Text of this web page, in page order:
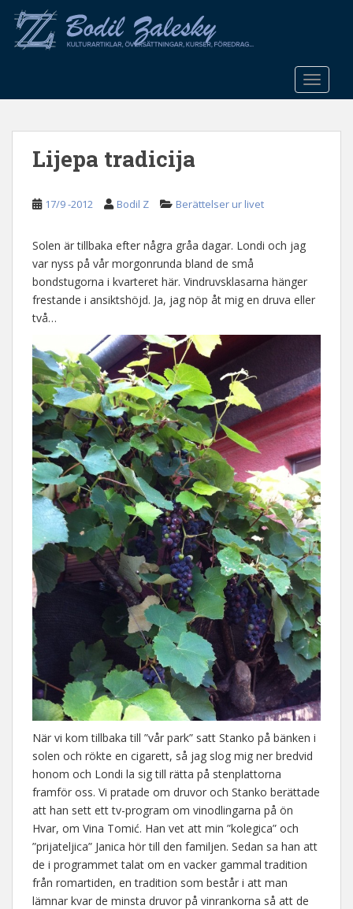
o
Lijepa tradicija
17/9 -2012 Bodil Z Berättelser ur livet
Solen är tillbaka efter några gråa dagar. Londi och jag
var nyss på vår morgonrunda bland de små
bondstugorna i kvarteret här. Vindruvsklasarna hänger
frestande i ansiktshöjd. Ja, jag nöp åt mig en druva eller
två…
När vi kom tillbaka till ”vår park” satt Stanko på bänken i
solen och rökte en cigarett, så jag slog mig ner bredvid
honom och Londi la sig till rätta på stenplattorna
framför oss. Vi pratade om druvor och Stanko berättade
att han sett ett tv-program om vinodlingarna på ön
Hvar, om Vina Tomić. Han vet att min ”kolegica” och
”prijateljica” Janica hör till den familjen. Sedan sa han att
de i programmet talat om en vacker gammal tradition
från romartiden, en tradition som består i att man
lämnar kvar de minsta druvor på vinrankorna så att de